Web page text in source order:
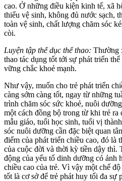
cao. Ở những điều kiện kinh tế, xã
thiếu vệ sinh, không đủ nước sạch,
toàn vệ sinh, chất lượng chăm sóc
còi.
Luyện tập thể dục thể thao: Thường
thao tác dụng tốt tới sự phát triển
vững chắc khoẻ mạnh.
Như vậy, muốn cho trẻ phát triển
càng sớm càng tốt, ngay từ những
trình chăm sóc sức khoẻ, nuôi
một cách đồng bộ trong từ khi trẻ
mẫu giáo, tuổi học sinh, tuổi vị
sóc nuôi dưỡng cần đặc biệt quan
điểm của phát triển chiều cao, đó là
của cuộc đời và thời kỳ tiền dậy thì.
động của yếu tố dinh dưỡng có ảnh
chiều cao của trẻ. Vì vậy một chế
tốt là cơ sở để trẻ phát huy tối đa sự